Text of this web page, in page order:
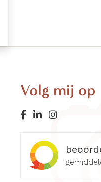
Volg mij op